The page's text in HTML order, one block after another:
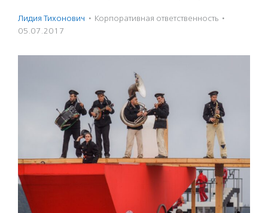
Лидия Тихонович · Корпоративная ответственность ·
05.07.2017